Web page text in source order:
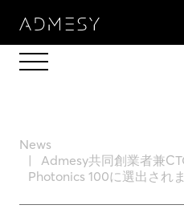
News
Admesy共同創業者兼
Photonics 100に選出され